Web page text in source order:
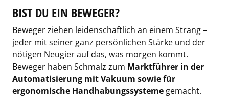
BIST DU EIN BEWEGER?
Beweger ziehen leidenschaftlich an einem Strang –
jeder mit seiner ganz persönlichen Stärke und der
nötigen Neugier auf das, was morgen kommt.
Beweger haben Schmalz zum Marktführer in der
Automatisierung mit Vakuum sowie für
ergonomische Handhabungssysteme gemacht.